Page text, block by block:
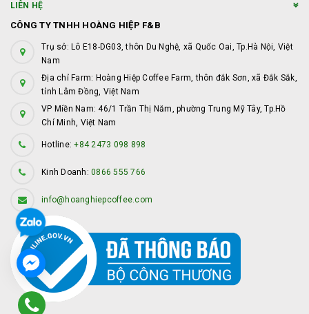
LIÊN HỆ
CÔNG TY TNHH HOÀNG HIỆP F&B
Trụ sở: Lô E18-DG03, thôn Du Nghệ, xã Quốc Oai, Tp.Hà Nội, Việt
Nam
Địa chỉ Farm: Hoàng Hiệp Coffee Farm, thôn đắk Sơn, xã Đắk Sắk,
tỉnh Lâm Đồng, Việt Nam
VP Miền Nam: 46/1 Trần Thị Năm, phường Trung Mỹ Tây, Tp.Hồ
Chí Minh, Việt Nam
Hotline:+84 2473 098 898
Kinh Doanh: 0866 555 766
info@hoanghiepcoffee.com